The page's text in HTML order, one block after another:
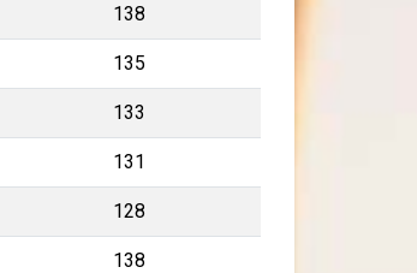
138
135
133
131
128
138